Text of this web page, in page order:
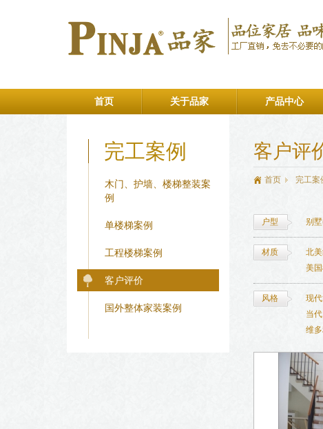
首页 关于品家 产品中心
完工案例
木门、护墙、楼梯整装案
例
单楼梯案例
工程楼梯案例
客户评价
国外整体家装案例
客户评
首页 完工案
户型 别墅
材质 北
美
风格 现
当代
维